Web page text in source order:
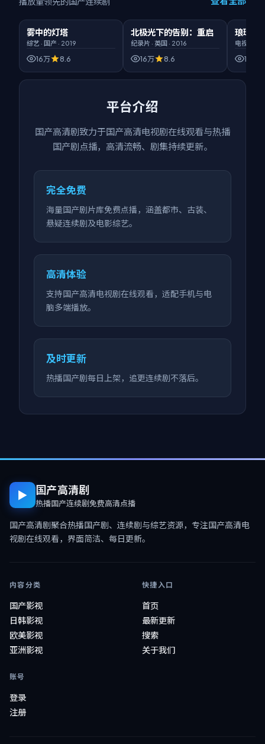
热门
雾中的灯塔
综艺 · 国产 · 2019
16万 8.6
热门
北极光下的告别：重启
纪录片 · 英国 · 2016
16万 8.6
热门
琅琊榜
电视剧
16万
平台介绍
国产高清剧致力于国产高清电视剧在线观看与热播
国产剧点播，高清流畅、剧集持续更新。
完全免费
海量国产剧片库免费点播，涵盖都市、古装、
悬疑连续剧及电影综艺。
高清体验
支持国产高清电视剧在线观看，适配手机与电
脑多端播放。
及时更新
热播国产剧每日上架，追更连续剧不落后。
▶ 国产高清剧
热播国产连续剧免费高清点播
国产高清剧聚合热播国产剧、连续剧与综艺资源，专注国产高清电
视剧在线观看，界面简洁、每日更新。
内容分类
国产影视
日韩影视
欧美影视
亚洲影视
快捷入口
首页
最新更新
搜索
关于我们
账号
登录
注册